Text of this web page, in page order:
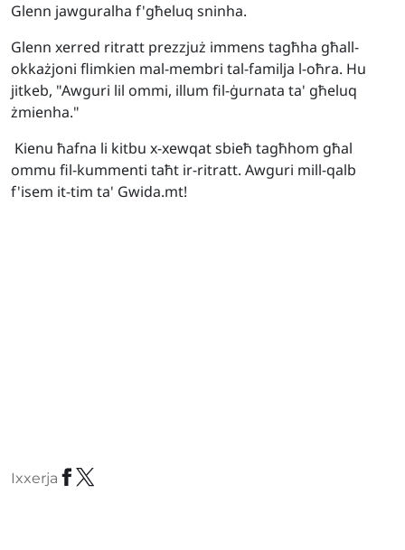
Glenn jawguralha f'għeluq sninha.
Glenn xerred ritratt prezzjuż immens tagħha għall-
okkażjoni flimkien mal-membri tal-familja l-oħra. Hu
jitkeb, "Awguri lil ommi, illum fil-ġurnata ta' għeluq
żmienha."
Kienu ħafna li kitbu x-xewqat sbieħ tagħhom għal
ommu fil-kummenti taħt ir-ritratt. Awguri mill-qalb
f'isem it-tim ta' Gwida.mt!
Ixxerja